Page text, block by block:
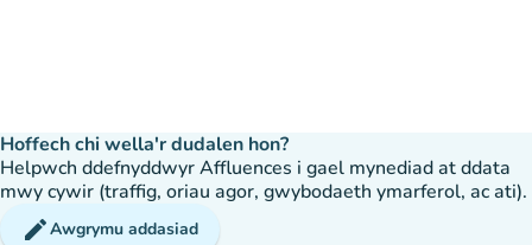
Hoffech chi wella'r dudalen hon?
Helpwch ddefnyddwyr Affluences i gael mynediad at ddata
mwy cywir (traffig, oriau agor, gwybodaeth ymarferol, ac ati).
editAwgrymu addasiad